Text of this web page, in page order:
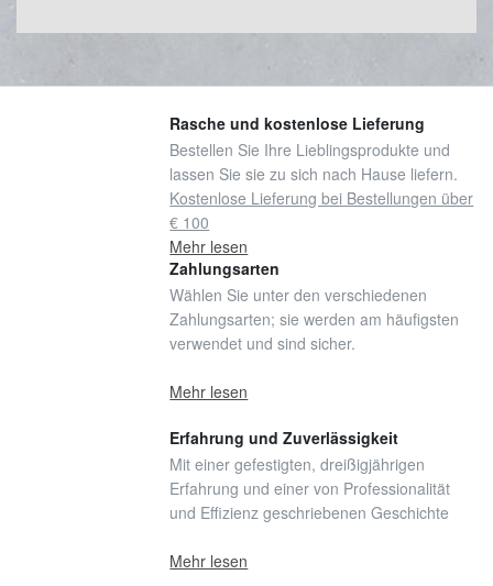
Rasche und kostenlose Lieferung
Bestellen Sie Ihre Lieblingsprodukte und
lassen Sie sie zu sich nach Hause liefern.
Kostenlose Lieferung bei Bestellungen über
€ 100
Mehr lesen
Zahlungsarten
Wählen Sie unter den verschiedenen
Zahlungsarten; sie werden am häufigsten
verwendet und sind sicher.
Mehr lesen
Erfahrung und Zuverlässigkeit
Mit einer gefestigten, dreißigjährigen
Erfahrung und einer von Professionalität
und Effizienz geschriebenen Geschichte
Mehr lesen